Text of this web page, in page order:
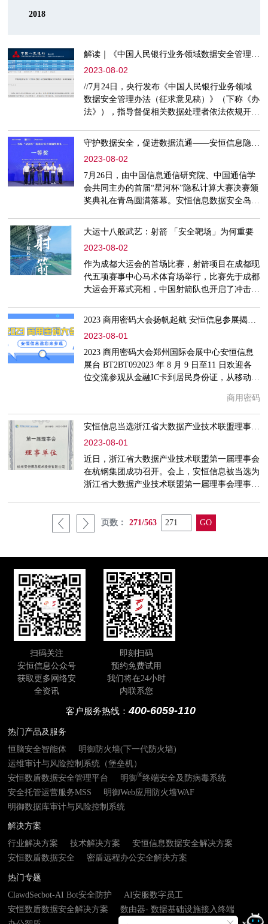
2018
解读｜《中国人民银行业务领域数据安全管理办法（征求意见稿）》发布
2023-08-02
//7月24日，央行发布《中国人民银行业务领域
数据安全管理办法（征求意见稿）》（下称《办
法》），指导督促相关数据处理者依法依规开展
安全保护义务，并向社会公开征求意见。《办
法》是中国人民银行在过去一年充分调研总结行
业数据安全成熟经验做法基础上，细化明确中国
人民银行业务领域数据安全的合规底线要求，有
效填补了本领域数据安全管理制度保障空白。
《办法》共八章五十七条，
守护数据安全，促进数据流通——安恒信息隐私计算解决方案再获全国一等奖！
2023-08-02
7月26日，由中国信息通信研究院、中国通信学
会共同主办的首届“星河杯”隐私计算大赛决赛颁
奖典礼在青岛圆满落幕。安恒信息数据安全岛核
道排名第一的优异成绩，摘得本次大赛一等奖，
充分彰显了安恒信息安全岛隐私计算产品独特的
技术优势、强大的性能优势和广泛的市场认可。
本届大赛以推动技术创新、深化行业应用、发现
优秀人才、构建可信生态为核心目标，在多方的
共同努力、齐心推动
大运十八般武艺：射箭 「安全靶场」为何重要
2023-08-02
作为成都大运会的首场比赛，射箭项目在成都现
代五项赛事中心马术体育场举行，比赛先于成都
大运会开幕式亮相，中国射箭队也开启了冲击奖
赛金牌。这也是中国队在射箭项目拿下的首枚金
牌。射箭运动是非身体接触的间接性对抗，要求
射手在对自身动作的进行过程中，具有准确的感
觉反应系统。运动员需要善于对自己的技术动作
和用力敏锐地进行控制、调整和协调，在训练中
通过训练靶场的联系，不
2023 商用密码大会扬帆起航 安恒信息参展揭秘！
2023-08-01
2023 商用密码大会郑州国际会展中心安恒信息
展台 BT2BT092023 年 8 月 9 日至11 日欢迎各
位交流参观从金融IC卡到居民身份证，从移动支
技术，在生活各个领域默默守护着人们的信息安
全和财产安全。为贯彻落实党的二十大精神和习
近平总书记总体国家安全观，深入实施《密码
法》《商用密码管理条例》，促进我国密码事业
发展，2023 商用密码大会将于2023 年 8 月 9 日
至11 日在河南郑州国际
商用密码
安恒信息当选浙江省大数据产业技术联盟理事单位
2023-08-01
近日，浙江省大数据产业技术联盟第一届理事会
在杭钢集团成功召开。会上，安恒信息被当选为
浙江省大数据产业技术联盟第一届理事会理事单
现场，会议围绕专家咨询委员会筹备方案、下半
年重点活动方案和2024年度重点活动征集等主要
联盟的作用，推动大数据产业技术的创新与发
展，提升浙江省在大数据领
页数： 271/563
扫码关注
安恒信息公众号
获取更多网络安
全资讯
即刻扫码
预约免费试用
我们将在24小时
内联系您
客户服务热线：400-6059-110
热门产品及服务
恒脑安全智能体
明御防火墙(下一代防火墙)
运维审计与风险控制系统（堡垒机）
安恒数盾数据安全管理平台
明御®终端安全及防病毒系统
安全托管运营服务MSS
明御Web应用防火墙WAF
明御数据库审计与风险控制系统
解决方案
行业解决方案
技术解决方案
安恒信息数据安全解决方案
安恒数盾数据安全
密盾远程办公安全解决方案
热门专题
ClawdSecbot-AI Bot安全防护
AI安服数字员工
安恒数盾数据安全解决方案
数由器- 数据基础设施接入终端